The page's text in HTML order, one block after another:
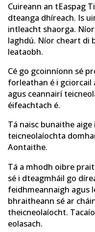
Cuireann an tEaspag
dteanga dhíreach. Is
intleacht shaorga.
laghdú. Níor cheart di
leataobh.
Cé go gcoinníonn sé
forleathan é i
agus ceannairí
éifeachtach é.
Tá naisc bunaithe
teicneolaíochta
Aontaithe.
Tá a mhodh oibre
sé i dteagmháil go
feidhmeannaigh agus
bhraitheann sé ar
theicneolaíocht.
eolasach.